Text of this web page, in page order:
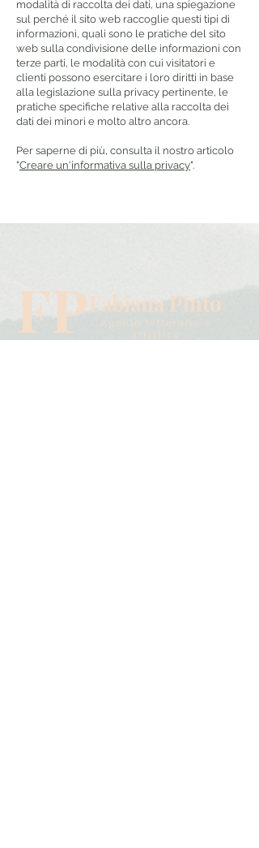
modalità di raccolta dei dati, una spiegazione
sul perché il sito web raccoglie questi tipi di
informazioni, quali sono le pratiche del sito
web sulla condivisione delle informazioni con
terze parti, le modalità con cui visitatori e
clienti possono esercitare i loro diritti in base
alla legislazione sulla privacy pertinente, le
pratiche specifiche relative alla raccolta dei
dati dei minori e molto altro ancora.
Per saperne di più, consulta il nostro articolo
"Creare un'informativa sulla privacy".
FPFabiana Pinto
Agente letterario e
artistico